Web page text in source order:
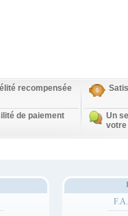
recompensée
de paiement
Un
votre